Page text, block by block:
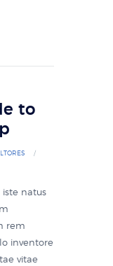
to
iste natus
rem
inventore
vitae